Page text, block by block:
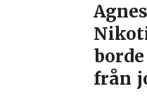
från